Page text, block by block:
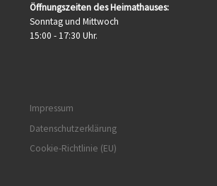
Öffnungszeiten des Heimathauses:
Sonntag und Mittwoch
15:00 - 17:30 Uhr.
Impressum
Datenschutzerklärung
Cookie-Richtlinie (EU)